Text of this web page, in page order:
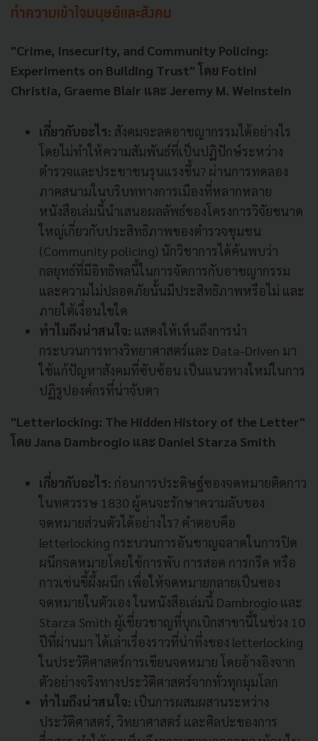
ทำความเข้าใจมนุษย์และสังคม
"Crime, Insecurity, and Community Policing:
Experiments on Building Trust" โดย Fotini
Christia, Graeme Blair และ Jeremy M. Weinstein
เกี่ยวกับอะไร: สังคมจะลดอาชญากรรมได้อย่างไร
โดยไม่ทำให้ความสัมพันธ์ที่เป็นปฏิปักษ์ระหว่าง
ตำรวจและประชาชนรุนแรงขึ้น? ผ่านการทดลอง
ภาคสนามในบริบททางการเมืองที่หลากหลาย
หนังสือเล่มนี้นำเสนอผลลัพธ์ของโครงการวิจัยขนาด
ใหญ่เกี่ยวกับประสิทธิภาพของตำรวจชุมชน
(Community policing) นักวิชาการได้ค้นพบว่า
กลยุทธ์ที่มีอิทธิพลนี้ในการจัดการกับอาชญากรรม
และความไม่ปลอดภัยนั้นมีประสิทธิภาพหรือไม่ และ
ภายใต้เงื่อนไขใด
ทำไมถึงน่าสนใจ: แสดงให้เห็นถึงการนำ
กระบวนการทางวิทยาศาสตร์และ Data-Driven มา
ใช้แก้ปัญหาสังคมที่ซับซ้อน เป็นแนวทางใหม่ในการ
ปฏิรูปองค์กรที่น่าจับตา
"Letterlocking: The Hidden History of the Letter"
โดย Jana Dambrogio และ Daniel Starza Smith
เกี่ยวกับอะไร: ก่อนการประดิษฐ์ซองจดหมายติดกาว
ในทศวรรษ 1830 ผู้คนจะรักษาความลับของ
จดหมายส่วนตัวได้อย่างไร? คำตอบคือ
letterlocking กระบวนการอันชาญฉลาดในการปิด
ผนึกจดหมายโดยใช้การพับ การสอด การกรีด หรือ
กาวเช่นขี้ผึ้งผนึก เพื่อให้จดหมายกลายเป็นซอง
จดหมายในตัวเอง ในหนังสือเล่มนี้ Dambrogio และ
Starza Smith ผู้เชี่ยวชาญที่บุกเบิกสาขานี้ในช่วง 10
ปีที่ผ่านมา ได้เล่าเรื่องราวที่น่าทึ่งของ letterlocking
ในประวัติศาสตร์การเขียนจดหมาย โดยอ้างอิงจาก
ตัวอย่างจริงทางประวัติศาสตร์จากทั่วทุกมุมโลก
ทำไมถึงน่าสนใจ: เป็นการผสมผสานระหว่าง
ประวัติศาสตร์, วิทยาศาสตร์ และศิลปะของการ